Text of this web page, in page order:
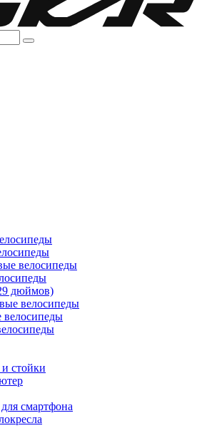
велосипеды
дюймов)
велосипеды
стойки
смартфона